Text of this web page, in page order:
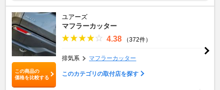
この商品の
価格を比較する
ユアーズ
マフラーカッター
4.38 （372件）
排気系 マフラーカッター
このカテゴリの取付店を探す